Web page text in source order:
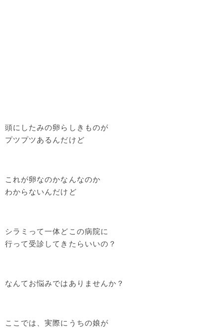
頭にしたみの卵らしきものが
プツプツあるんだけど
これが卵なのかなんなのか
わからないんだけど
シラミって一体どこの病院に
行って受診してきたらいいの？
なんてお悩みではありませんか？
ここでは、実際にうちの娘が